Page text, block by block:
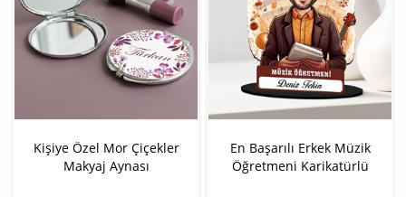
Kişiye Özel Mor Çiçekler
Makyaj Aynası
En Başarılı Erkek Müzik
Öğretmeni Karikatürlü